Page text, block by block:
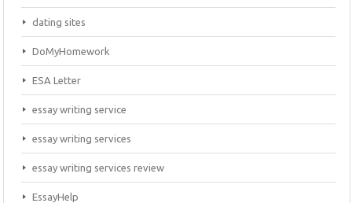
dating sites
DoMyHomework
ESA Letter
essay writing service
essay writing services
essay writing services review
EssayHelp